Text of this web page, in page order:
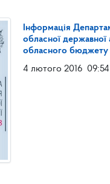
Інформація
обласної державної
обласного бюджету
4 лютого 2016 09:54